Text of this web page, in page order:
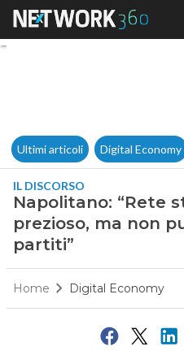
Ultimi articoli Digital Economy
IL DISCORSO
Napolitano: “Rete
prezioso, ma non
partiti”
Home Digital Economy